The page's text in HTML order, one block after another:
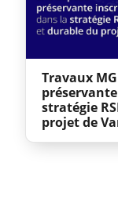
Travaux
stratégie
projet de